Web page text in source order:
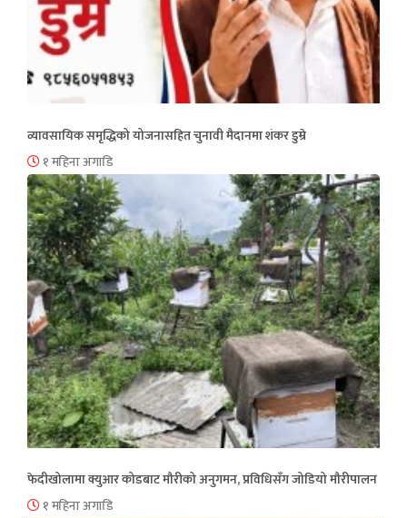
व्यावसायिक समृद्धिको योजनासहित चुनावी मैदानमा शंकर डुम्रे
१ महिना अगाडि
फेदीखोलामा क्युआर कोडबाट मौरीको अनुगमन, प्रविधिसँग जोडियो मौरीपालन
१ महिना अगाडि